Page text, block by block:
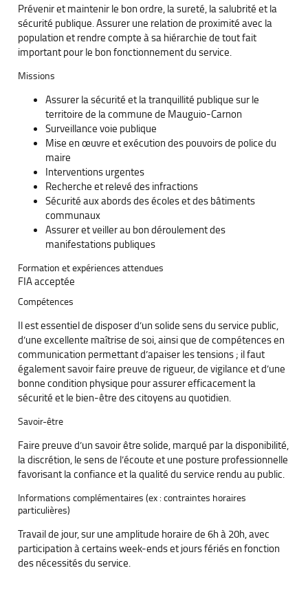
Prévenir et maintenir le bon ordre, la sureté, la salubrité et la
sécurité publique. Assurer une relation de proximité avec la
population et rendre compte à sa hiérarchie de tout fait
important pour le bon fonctionnement du service.
Missions
Assurer la sécurité et la tranquillité publique sur le
territoire de la commune de Mauguio-Carnon
Surveillance voie publique
Mise en œuvre et exécution des pouvoirs de police du
maire
Interventions urgentes
Recherche et relevé des infractions
Sécurité aux abords des écoles et des bâtiments
communaux
Assurer et veiller au bon déroulement des
manifestations publiques
Formation et expériences attendues
FIA acceptée
Compétences
Il est essentiel de disposer d’un solide sens du service public,
d’une excellente maîtrise de soi, ainsi que de compétences en
communication permettant d’apaiser les tensions ; il faut
également savoir faire preuve de rigueur, de vigilance et d’une
bonne condition physique pour assurer efficacement la
sécurité et le bien-être des citoyens au quotidien.
Savoir-être
Faire preuve d’un savoir être solide, marqué par la disponibilité,
la discrétion, le sens de l’écoute et une posture professionnelle
favorisant la confiance et la qualité du service rendu au public.
Informations complémentaires (ex : contraintes horaires
particulières)
Travail de jour, sur une amplitude horaire de 6h à 20h, avec
participation à certains week-ends et jours fériés en fonction
des nécessités du service.